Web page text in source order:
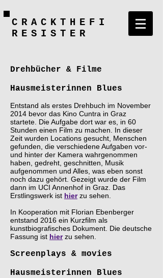
CRACKTHEFI
RESISTER
Drehbücher & Filme
Hausmeisterinnen Blues
Entstand als erstes Drehbuch im November
2014 bevor das Kino Cuntra in Graz
startete. Die Aufgabe dort war es, in 60
Stunden einen Film zu machen. In dieser
Zeit wurden Locations gesucht, Menschen
gefunden, die verschiedene Aufgaben vor-
und hinter der Kamera wahrgenommen
haben, gedreht, geschnitten, Musik
aufgenommen und Alles, was eben sonst
noch dazu gehört. Gezeigt wurde der Film
dann im UCI Annenhof in Graz. Das
Erstlingswerk ist hierzu sehen.
In Kooperation mit Florian Ebenberger
entstand 2016 ein Kurzfilm als
kunstbiografisches Dokument. Die deutsche
Fassung ist hierzu sehen.
Screenplays & movies
Hausmeisterinnen Blues